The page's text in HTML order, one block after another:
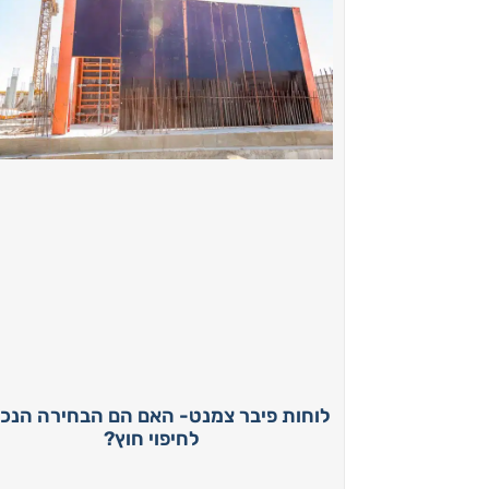
לוחות פיבר צמנט- האם הם הבחירה
לחיפוי חוץ?